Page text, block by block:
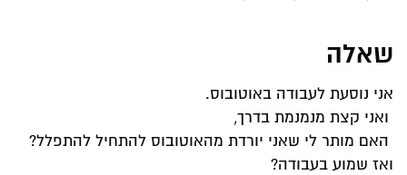
שאלה
אני נוסעת לעבודה באוטובוס.
ואני קצת מנמנמת בדרך,
האם מותר לי שאני יורדת מהאוטובוס להתחיל להתפלל?
ואז שמוע בעבודה?